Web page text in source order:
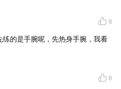
一条建议
始。
0
的是手腕呢，先热身手腕，我看
0